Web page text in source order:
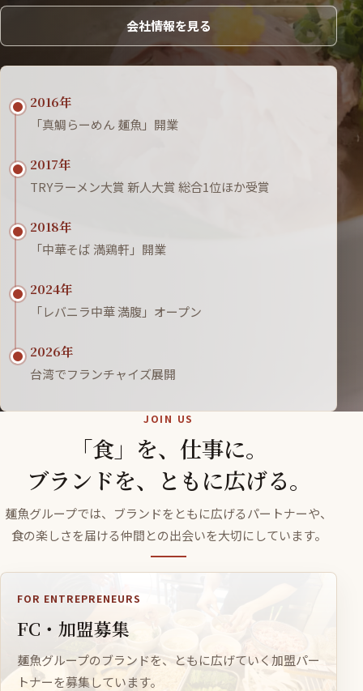
会社情報を見る
2016年
「真鯛らーめん 麺魚」開業
2017年
TRYラーメン大賞 新人大賞 総合1位ほか受賞
2018年
「中華そば 満鶏軒」開業
2024年
「レバニラ中華 満腹」オープン
2026年
台湾でフランチャイズ展開
JOIN US
「食」を、仕事に。
ブランドを、ともに広げる。
麺魚グループでは、ブランドをともに広げるパートナーや、
食の楽しさを届ける仲間との出会いを大切にしています。
FOR ENTREPRENEURS
FC・加盟募集
麺魚グループのブランドを、ともに広げていく加盟パー
トナーを募集しています。